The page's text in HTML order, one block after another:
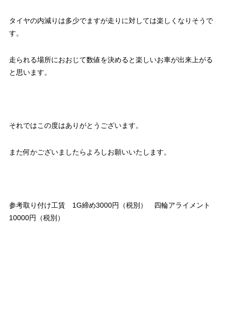
タイヤの内減りは多少でますが走りに対しては楽しくなりそうで
す。
走られる場所におおじて数値を決めると楽しいお車が出来上がる
と思います。
それではこの度はありがとうございます。
また何かございましたらよろしお願いいたします。
参考取り付け工賃 1G締め3000円（税別） 四輪アライメント
10000円（税別）